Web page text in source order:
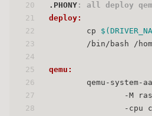
20
21
22
23
24
25
26
27
28
.PHONY : all deploy
deploy:
	cp
/bin/bash /
qemu:
qemu-system-
-M
-cpu